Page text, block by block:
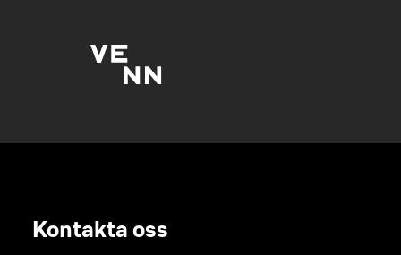
Kontakta oss